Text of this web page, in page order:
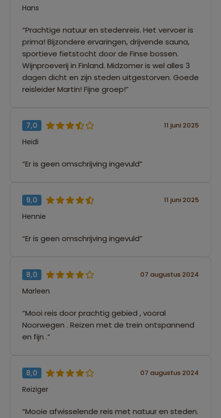
Hans
“Prachtige natuur en stedenreis. Het vervoer is
prima! Bijzondere ervaringen, drijvende sauna,
sportieve fietstocht door de Finse bossen.
Wijnproeverij in Finland. Midzomer is wel alles 3
dagen dicht en zijn steden uitgestorven. Goede
reisleider Martin! Fijne groep!”
7,0 11 juni 2025
Heidi
“Er is geen omschrijving ingevuld”
9,0 11 juni 2025
Hennie
“Er is geen omschrijving ingevuld”
8,0 07 augustus 2024
Marleen
“Mooi reis door prachtig gebied , vooral
Noorwegen . Reizen met de trein ontspannend
en fijn .”
8,0 07 augustus 2024
Reiziger
“Mooie afwisselende reis met natuur en steden.